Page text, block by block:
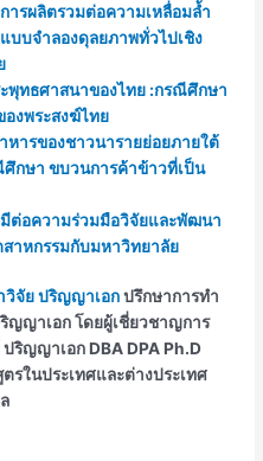
ารผลิตรวมต่อความเหลื่อมล้ำ
บบจำลองดุลยภาพทั่วไปเชิง
พุทธศาสนาของไทย :กรณีศึกษา
งพระสงฆ์ไทย
หารของชาวนารายย่อยภายใต้
กษา ขบวนการค้าข้าวที่เป็น
ต่อความร่วมมือวิจัยและพัฒนา
าหกรรมกับมหาวิทยาลัย
วิจัย ปริญญาเอกปรึกษาการทำ
ญญาเอก โดยผู้เชี่ยวชาญการ
ริญญาเอก DBA DPA Ph.D
รในประเทศและต่างประเทศ